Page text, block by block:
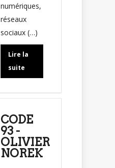
numériques,
réseaux
sociaux (…)
Lire la
suite
CODE
93 -
OLIVIER
NOREK